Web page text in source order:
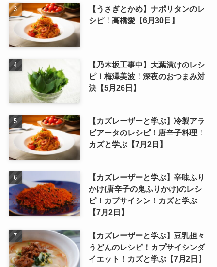
【うさぎとかめ】ナポリタンのレ
シピ！高橋愛【6月30日】
【乃木坂工事中】大葉漬けのレシ
ピ！梅澤美波！深夜のおつまみ対
決【5月26日】
【カズレーザーと学ぶ】冷製アラ
ビアータのレシピ！唐辛子料理！
カズと学ぶ【7月2日】
【カズレーザーと学ぶ】辛味ふり
かけ(唐辛子の鬼ふりかけ)のレシ
ピ！カプサイシン！カズと学ぶ
【7月2日】
【カズレーザーと学ぶ】豆乳担々
うどんのレシピ！カプサイシンダ
イエット！カズと学ぶ【7月2日】